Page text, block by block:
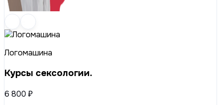
Логомашина
Курсы сексологии.
6 800 ₽